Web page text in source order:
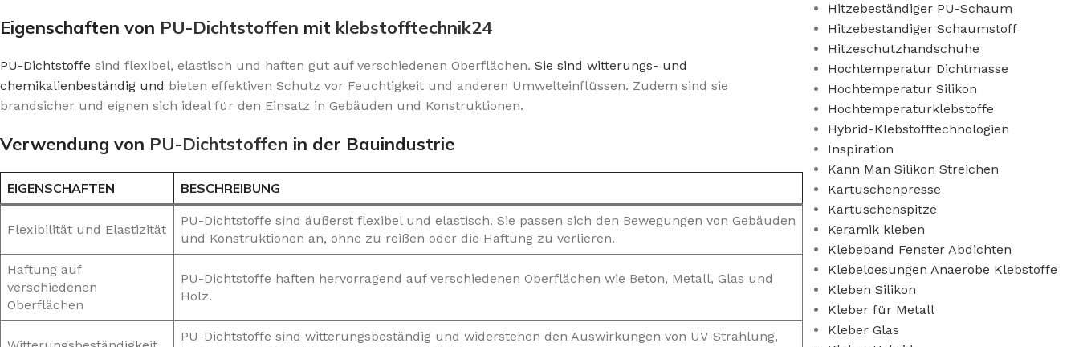
Eigenschaften von PU-Dichtstoffen mit klebstofftechnik24
PU-Dichtstoffe sind flexibel, elastisch und haften gut auf verschiedenen Oberflächen. Sie sind witterungs- und
chemikalienbeständig und bieten effektiven Schutz vor Feuchtigkeit und anderen Umwelteinflüssen. Zudem sind sie
brandsicher und eignen sich ideal für den Einsatz in Gebäuden und Konstruktionen.
Verwendung von PU-Dichtstoffen in der Bauindustrie
EIGENSCHAFTEN BESCHREIBUNG
Flexibilität und Elastizität
PU-Dichtstoffe sind äußerst flexibel und elastisch. Sie passen sich den Bewegungen von Gebäuden
und Konstruktionen an, ohne zu reißen oder die Haftung zu verlieren.
Haftung auf
verschiedenen
Oberflächen
PU-Dichtstoffe haften hervorragend auf verschiedenen Oberflächen wie Beton, Metall, Glas und
Holz.
PU-Dichtstoffe sind witterungsbeständig und widerstehen den Auswirkungen von UV-Strahlung,
Hitzebeständiger PU-Schaum
Hitzebestandiger Schaumstoff
Hitzeschutzhandschuhe
Hochtemperatur Dichtmasse
Hochtemperatur Silikon
Hochtemperaturklebstoffe
Hybrid-Klebstofftechnologien
Inspiration
Kann Man Silikon Streichen
Kartuschenpresse
Kartuschenspitze
Keramik kleben
Klebeband Fenster Abdichten
Klebeloesungen Anaerobe Klebstoffe
Kleben Silikon
Kleber für Metall
Kleber Glas